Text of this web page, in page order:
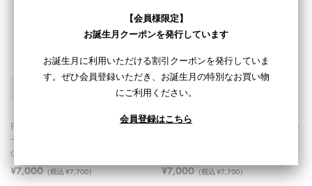
FIDELIO｜ハイブリッドイージ
ーケア ブロード
col.サックスブルー
¥7,000（税込 ¥7,700）
LANZA｜ハイブリッドイージー
¥7,000（税込 ¥7,700）
【会員様限定】
お誕生月クーポンを発行しています
お誕生月に利用いただける割引クーポンを発行していま
す。ぜひ会員登録いただき、お誕生月の特別なお買い物
にご利用ください。
会員登録はこちら